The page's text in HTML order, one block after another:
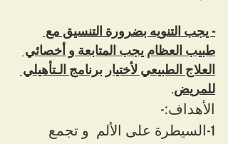
- يجب التنويه بضرورة التنسيق مع
طبيب العظام يجب المتابعة و أخصائي
العلاج الطبيعي لأختيار برنامج الـتأهيلي
للمريض.
الأهداف:-
1-السيطرة على الألم  و تجمع